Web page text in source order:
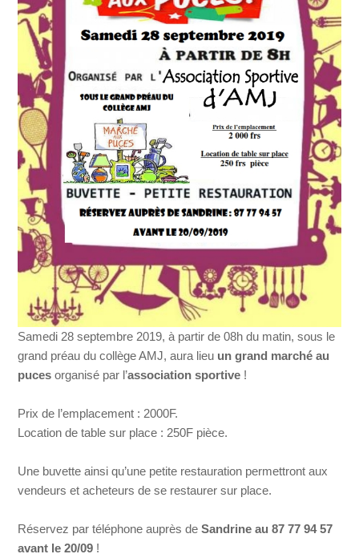
Samedi 28 septembre 2019, à partir de 08h du matin, sous le
grand préau du collège AMJ, aura lieu un grand marché au
puces organisé par l’association sportive !
Prix de l’emplacement : 2000F.
Location de table sur place : 250F pièce.
Une buvette ainsi qu’une petite restauration permettront aux
vendeurs et acheteurs de se restaurer sur place.
Réservez par téléphone auprès deSandrine au 87 77 94 57
avant le 20/09 !